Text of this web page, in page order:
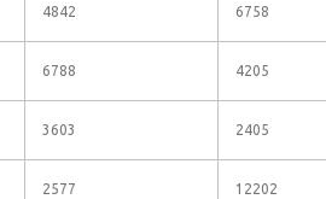
4842 6758
6788 4205
3603 2405
2577 12202